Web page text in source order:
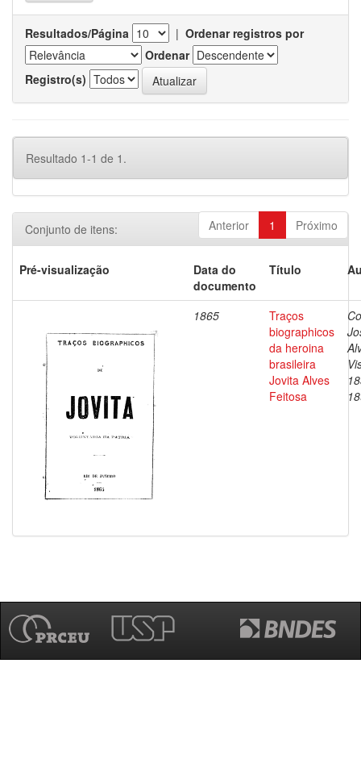
Resultados/Página | Ordenar registros por
Ordenar
Registro(s)
Resultado 1-1 de 1.
Anterior 1 Próximo
Conjunto de itens:
Pré-visualização
Data do
documento
Título
1865
Traços
biographicos
da heroina
brasileira
Jovita Alves
Feitosa